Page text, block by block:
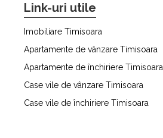
Link-uri utile
Imobiliare Timisoara
Apartamente de vânzare Timisoara
Apartamente de închiriere Timisoara
Case vile de vânzare Timisoara
Case vile de închiriere Timisoara